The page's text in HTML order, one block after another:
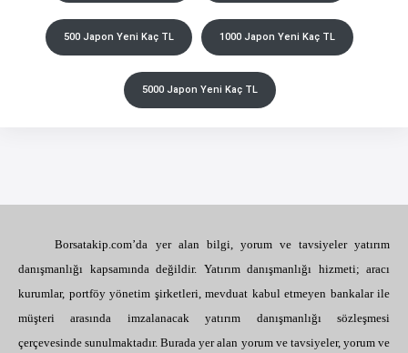
500 Japon Yeni Kaç TL 1000 Japon Yeni Kaç TL
5000 Japon Yeni Kaç TL
Borsatakip.com’da yer alan bilgi, yorum ve tavsiyeler yatırım
danışmanlığı kapsamında değildir. Yatırım danışmanlığı hizmeti; aracı
kurumlar, portföy yönetim şirketleri, mevduat kabul etmeyen bankalar ile
müşteri arasında imzalanacak yatırım danışmanlığı sözleşmesi
çerçevesinde sunulmaktadır. Burada yer alan yorum ve tavsiyeler, yorum ve